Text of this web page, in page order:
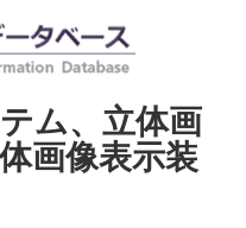
ム、立体画
画像表示装